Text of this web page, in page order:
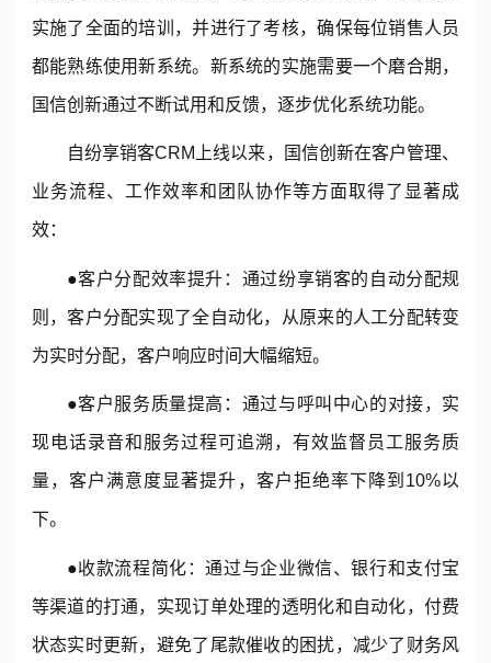
实施了全面的培训，并进行了考核，确保每位销售人员
都能熟练使用新系统。新系统的实施需要一个磨合期，
国信创新通过不断试用和反馈，逐步优化系统功能。
自纷享销客CRM上线以来，国信创新在客户管理、
业务流程、工作效率和团队协作等方面取得了显著成
效：
●客户分配效率提升： 通过纷享销客的自动分配规
则，客户分配实现了全自动化，从原来的人工分配转变
为实时分配，客户响应时间大幅缩短。
●客户服务质量提高：通过与呼叫中心的对接，实
现电话录音和服务过程可追溯，有效监督员工服务质
量，客户满意度显著提升，客户拒绝率下降到10%以
下。
●收款流程简化：通过与企业微信、银行和支付宝
等渠道的打通，实现订单处理的透明化和自动化，付费
状态实时更新，避免了尾款催收的困扰，减少了财务风